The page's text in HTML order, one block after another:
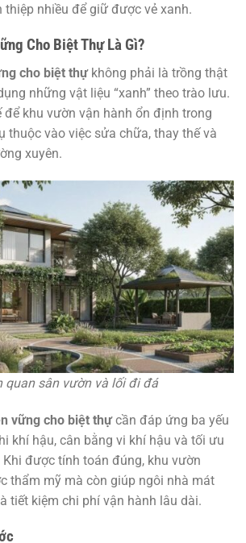
thiệp nhiều để giữ được vẻ xanh.
Cho Biệt Thự Là Gì?
cho biệt thựkhông phải là trồng thật
những vật liệu “xanh” theo trào lưu.
khu vườn vận hành ổn định trong
thuộc vào việc sửa chữa, thay thế và
xuyên.
quan sân vườn và lối đi đá
vững cho biệt thựcần đáp ứng ba yếu
khí hậu, cân bằng vi khí hậu và tối ưu
được tính toán đúng, khu vườn
thẩm mỹ mà còn giúp ngôi nhà mát
tiết kiệm chi phí vận hành lâu dài.